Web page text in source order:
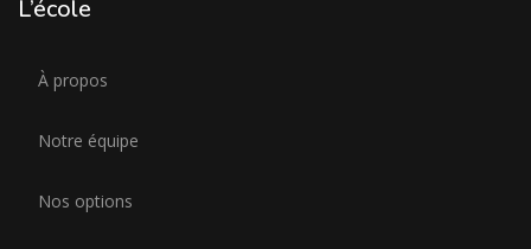
L’école
À propos
Notre équipe
Nos options